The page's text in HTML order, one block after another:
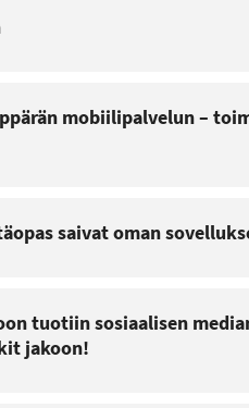
mobiilipalvelun –
saivat oman
tuotiin sosiaalisen
jakoon!